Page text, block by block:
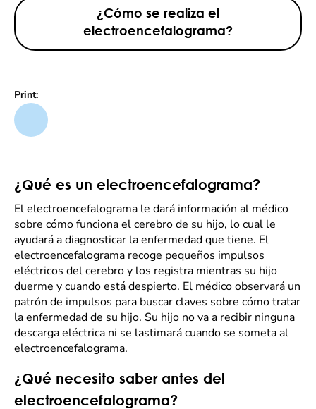
¿Cómo se realiza el
electroencefalograma?
Print:
¿Qué es un electroencefalograma?
El electroencefalograma le dará información al médico
sobre cómo funciona el cerebro de su hijo, lo cual le
ayudará a diagnosticar la enfermedad que tiene. El
electroencefalograma recoge pequeños impulsos
eléctricos del cerebro y los registra mientras su hijo
duerme y cuando está despierto. El médico observará un
patrón de impulsos para buscar claves sobre cómo tratar
la enfermedad de su hijo. Su hijo no va a recibir ninguna
descarga eléctrica ni se lastimará cuando se someta al
electroencefalograma.
¿Qué necesito saber antes del
electroencefalograma?